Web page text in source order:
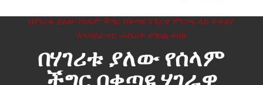
በሃገሪቱ ያለው የሰላም ችግር በቀጣዩ ሃገራዊ ምርጫ ላይ ተጽዕኖ
እንዳይፈጥር መስራት ይገባል ተባለ
በሃገሪቱ ያለው የሰላም